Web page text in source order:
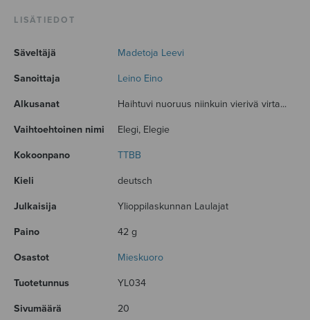
LISÄTIEDOT
Säveltäjä Madetoja Leevi
Sanoittaja Leino Eino
Alkusanat Haihtuvi nuoruus niinkuin vierivä virta...
Vaihtoehtoinen nimi Elegi, Elegie
Kokoonpano TTBB
Kieli deutsch
Julkaisija Ylioppilaskunnan Laulajat
Paino 42 g
Osastot Mieskuoro
Tuotetunnus YL034
Sivumäärä 20